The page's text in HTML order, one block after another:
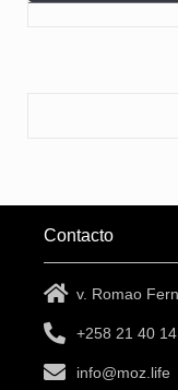
Contacto
v. Romao
+258 21 40
info@moz.life